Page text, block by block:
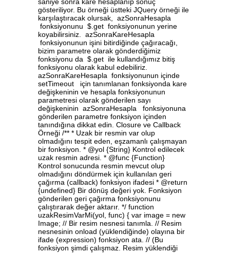
saniye sonra kare hesaplanıp sonuç
gösteriliyor. Bu örneği üstteki JQuery örneği ile
karşılaştıracak olursak, azSonraHesapla
fonksiyonunu $.get fonksiyonunun yerine
koyabilirsiniz. azSonraKareHesapla
fonksiyonunun işini bitirdiğinde çağıracağı,
bizim parametre olarak gönderdiğimiz
fonksiyonu da $.get ile kullandığımız bitiş
fonksiyonu olarak kabul edebiliriz.
azSonraKareHesapla fonksiyonunun içinde
setTimeout için tanımlanan fonksiyonda kare
değişkeninin ve hesapla fonksiyonunun
parametresi olarak gönderilen sayı
değişkeninin azSonraHesapla fonksiyonuna
gönderilen parametre fonksiyon içinden
tanındığına dikkat edin. Closure ve Callback
Örneği /** * Uzak bir resmin var olup
olmadığını tespit eden, eşzamanlı çalışmayan
bir fonksiyon. * @yol {String} Kontrol edilecek
uzak resmin adresi. * @func {Function}
Kontrol sonucunda resmin mevcut olup
olmadığını döndürmek için kullanılan geri
çağırma (callback) fonksiyon ifadesi * @return
{undefined} Bir dönüş değeri yok. Fonksiyon
gönderilen geri çağırma fonksiyonunu
çalıştırarak değer aktarır. */ function
uzakResimVarMi(yol, func) { var image = new
Image; // Bir resim nesnesi tanımla. // Resim
nesnesinin onload (yüklendiğinde) olayına bir
ifade (expression) fonksiyon ata. // (Bu
fonksiyon şimdi çalışmaz. Resim yüklendiği